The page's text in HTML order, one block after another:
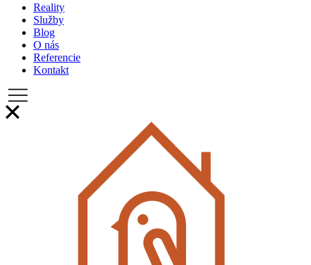
Reality
Služby
Blog
O nás
Referencie
Kontakt